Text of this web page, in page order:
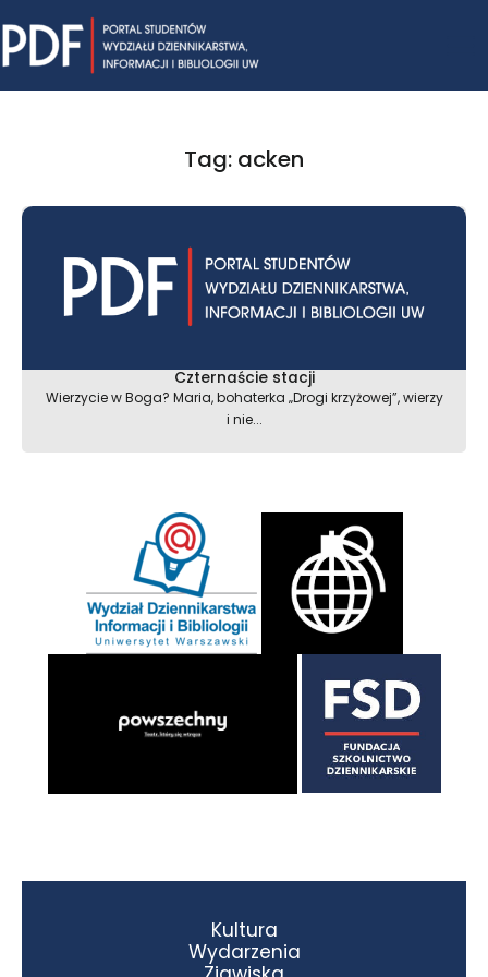
to
content
Tag: acken
Czternaście stacji
Wierzycie w Boga? Maria, bohaterka „Drogi krzyżowej”, wierzy
i nie...
Kultura
Wydarzenia